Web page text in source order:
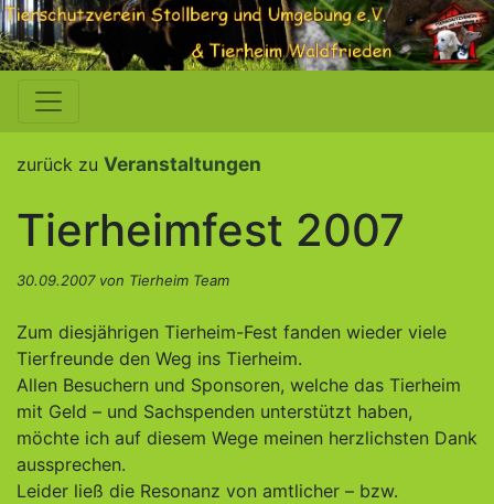
zurück zu Veranstaltungen
Tierheimfest 2007
30.09.2007 von Tierheim Team
Zum diesjährigen Tierheim-Fest fanden wieder viele
Tierfreunde den Weg ins Tierheim.
Allen Besuchern und Sponsoren, welche das Tierheim
mit Geld – und Sachspenden unterstützt haben,
möchte ich auf diesem Wege meinen herzlichsten Dank
aussprechen.
Leider ließ die Resonanz von amtlicher – bzw.